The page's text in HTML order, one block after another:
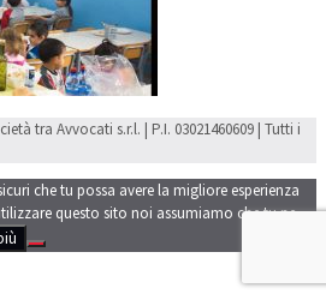
tra Avvocati s.r.l. | P.I. 03021460609 | Tutti i
che tu possa avere la migliore esperienza
questo sito noi assumiamo che tu ne